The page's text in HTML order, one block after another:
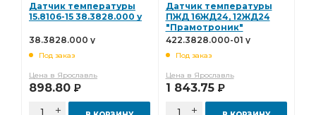
Датчик температуры
15.8106-15 38.3828.000 у
38.3828.000 у
Под заказ
Цена в Ярославль
898.80 Р
Датчик температуры
ПЖД 16ЖД24, 12ЖД24
"Прамотроник"
(422.3828-01)
422.3828.000-01 у
Под заказ
Цена в Ярославль
1 843.75 Р